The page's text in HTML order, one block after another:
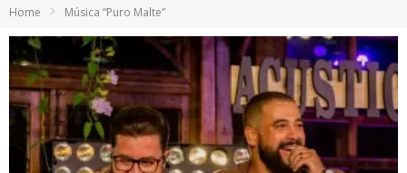
Home Música “Puro Malte”